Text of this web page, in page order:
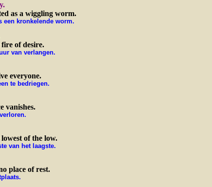
as a wiggling worm.
een kronkelende worm.
of desire.
van verlangen.
everyone.
te bedriegen.
vanishes.
of the low.
van het laagste.
place of rest.